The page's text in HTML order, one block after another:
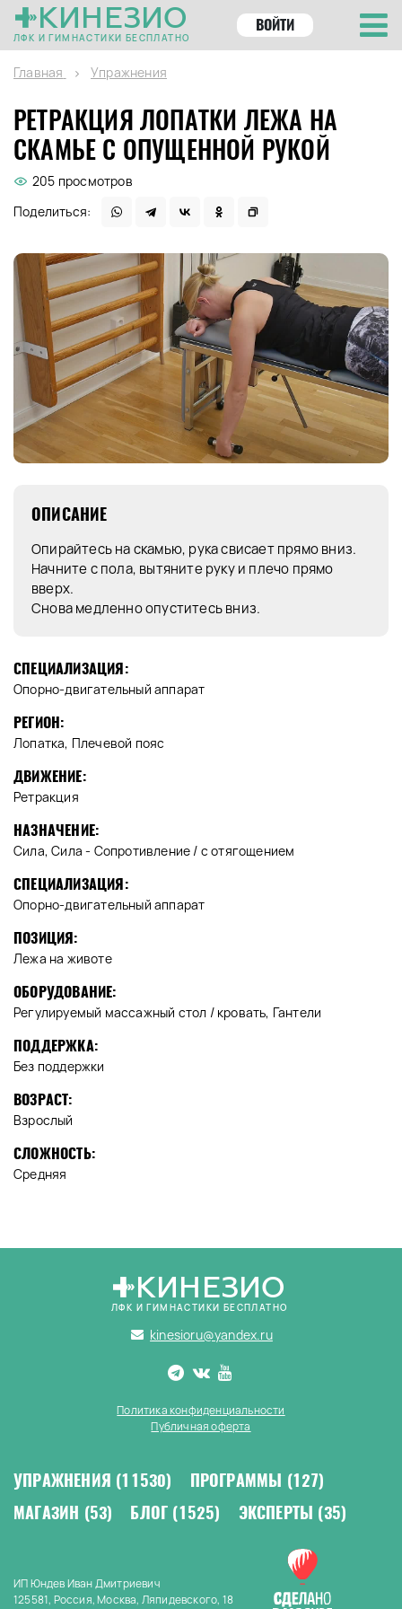
КИНЕЗИО
ЛФК И ГИМНАСТИКИ БЕСПЛАТНО
ВОЙТИ
Главная Упражнения
РЕТРАКЦИЯ ЛОПАТКИ ЛЕЖА НА
СКАМЬЕ С ОПУЩЕННОЙ РУКОЙ
205 просмотров
Поделиться:
ОПИСАНИЕ
Опирайтесь на скамью, рука свисает прямо вниз.
Начните с пола, вытяните руку и плечо прямо
вверх.
Снова медленно опуститесь вниз.
СПЕЦИАЛИЗАЦИЯ:
Опорно-двигательный аппарат
РЕГИОН:
Лопатка, Плечевой пояс
ДВИЖЕНИЕ:
Ретракция
НАЗНАЧЕНИЕ:
Сила, Сила - Сопротивление / с отягощением
СПЕЦИАЛИЗАЦИЯ:
Опорно-двигательный аппарат
ПОЗИЦИЯ:
Лежа на животе
ОБОРУДОВАНИЕ:
Регулируемый массажный стол / кровать, Гантели
ПОДДЕРЖКА:
Без поддержки
ВОЗРАСТ:
Взрослый
СЛОЖНОСТЬ:
Средняя
КИНЕЗИО
ЛФК И ГИМНАСТИКИ БЕСПЛАТНО
kinesioru@yandex.ru
Политика конфиденциальности
Публичная оферта
УПРАЖНЕНИЯ (11530) ПРОГРАММЫ (127)
МАГАЗИН (53) БЛОГ (1525) ЭКСПЕРТЫ (35)
ИП Юндев Иван Дмитриевич
125581, Россия, Москва, Ляпидевского, 18